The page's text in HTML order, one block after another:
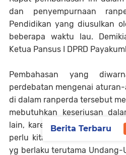
dan penyempurnaan
Pendidikan yang diusulkan
beberapa waktu lau.
Ketua Pansus I DPRD
Pembahasan yang
perdebatan mengenai
di dalam ranperda tersebut
mebutuhkan keseriusan
lain, karena ada beberapa
perlu kita tambahkan atau
yg berlaku terutama Undang-
Berita Terbaru